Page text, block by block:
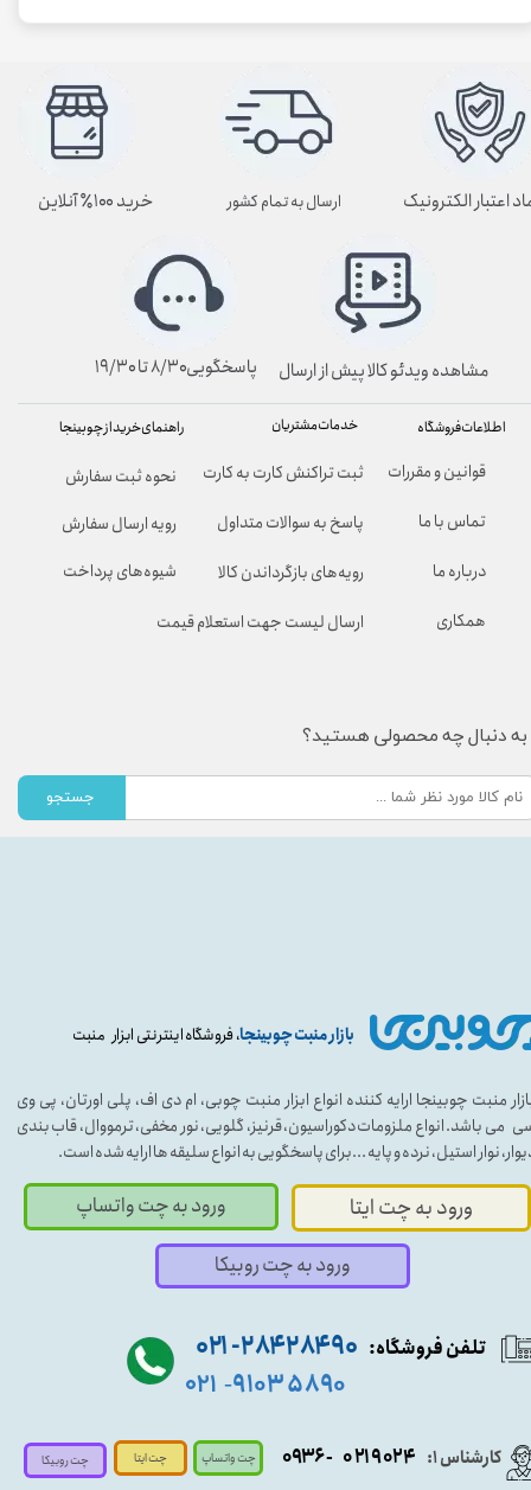
بازار منبت چوبینجا، فروشگاه اینترنتی ابزار منبت
منبت چوبینجا ارایه کننده انواع ابزار منبت چوبی، ام دی اف، پلی اورتان، پی وی
می باشد. انواع ملزومات دکوراسیون، قرنیز، گلویی، نور مخفی، ترمووال، قاب بندی
نوار استیل، نرده و پایه ...برای پاسخگویی به انواع سلیقه ها ارایه شده است.
کارشناس ۱: ۰۲۱۹۰۲۴ - ۰۹۳۶
ورود به چت ایتا ورود به چت واتساپ
تلفن فروشگاه: ۹۰ ۲۸۴ ۲۸۴- ۰۲۱
۵۸۹۰ ۹۱۰۳ -۰۲۱
ورود به چت روبیکا
چت واتساپ چت ایتا چت روبیکا
راهنمای خرید از چوبینجا
نحوه ثبت سفارش
رویه ارسال سفارش
شیوه‌های پرداخت
خدمات مشتریان
ثبت تراکنش کارت به کارت
پاسخ به سوالات متداول
رویه‌های بازگرداندن کالا
ارسال لیست جهت استعلام قیمت
اطلاعات فروشگاه
قوانین و مقررات
تماس با ما
درباره ما
همکاری
به دنبال چه محصولی هستید؟
جستجو
ارسال به تمام کشور
پاسخگویی۸/۳۰ تا ۱۹/۳۰
اعتبار الکترونیک خرید ۱۰۰٪ آنلاین
مشاهده ویدئو کالا پیش از ارسال